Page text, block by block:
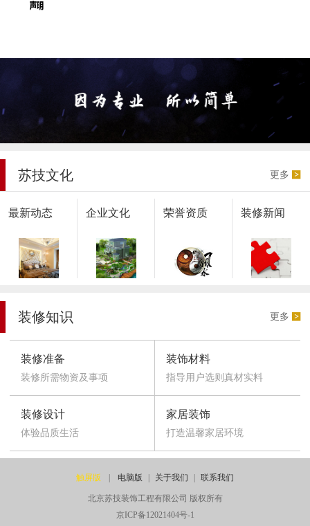
苏技文化 更多
最新动态 企业文化 荣誉资质 装修新闻
装修知识 更多
装修准备
装修所需物资及事项
装饰材料
指导用户选则真材实料
装修设计
体验品质生活
家居装饰
打造温馨家居环境
触屏版 电脑版 关于我们 联系我们
北京苏技装饰工程有限公司 版权所有
京ICP备12021404号-1